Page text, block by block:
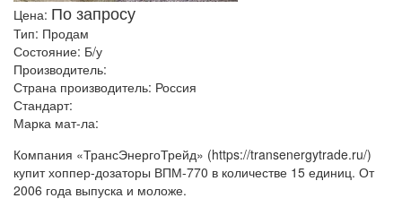
Цена: По запросу
Тип: Продам
Состояние: Б/у
Производитель:
Страна производитель: Россия
Стандарт:
Марка мат-ла:
Компания «ТрансЭнергоТрейд» (https://transenergytrade.ru/)
купит хоппер-дозаторы ВПМ-770 в количестве 15 единиц. От
2006 года выпуска и моложе.